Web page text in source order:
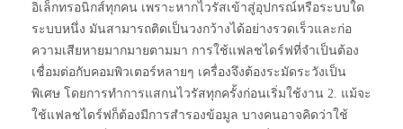
อิเล็กทรอนิกส์ทุกคน เพราะหากไวรัสเข้าสู่อุปกรณ์หรือระบบใด
ระบบหนึ่ง มันสามารถติดเป็นวงกว้างได้อย่างรวดเร็วและก่อ
ความเสียหายมากมายตามมา การใช้แฟลชไดร์ฟที่จำเป็นต้อง
เชื่อมต่อกับคอมพิวเตอร์หลายๆ เครื่องจึงต้องระมัดระวังเป็น
พิเศษ โดยการทำการแสกนไวรัสทุกครั้งก่อนเริ่มใช้งาน 2. แม้จะ
ใช้แฟลชไดร์ฟก็ต้องมีการสำรองข้อมูล บางคนอาจคิดว่าใช้